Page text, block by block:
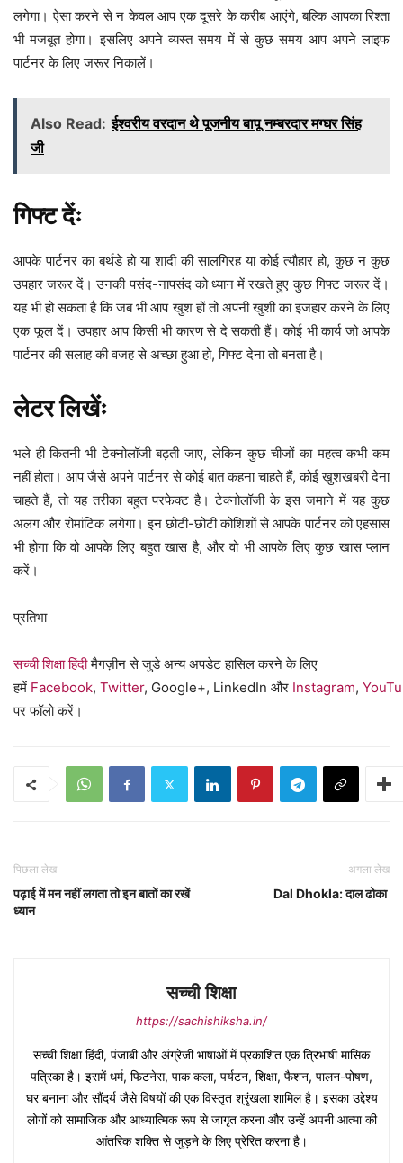
लगेगा। ऐसा करने से न केवल आप एक दूसरे के करीब आएंगे, बल्कि आपका रिश्ता
भी मजबूत होगा। इसलिए अपने व्यस्त समय में से कुछ समय आप अपने लाइफ
पार्टनर के लिए जरूर निकालें।
Also Read: ईश्वरीय वरदान थे पूजनीय बापू नम्बरदार मग्घर सिंह
जी
गिफ्ट देंः
आपके पार्टनर का बर्थडे हो या शादी की सालगिरह या कोई त्यौहार हो, कुछ न कुछ
उपहार जरूर दें। उनकी पसंद-नापसंद को ध्यान में रखते हुए कुछ गिफ्ट जरूर दें।
यह भी हो सकता है कि जब भी आप खुश हों तो अपनी खुशी का इजहार करने के लिए
एक फूल दें। उपहार आप किसी भी कारण से दे सकती हैं। कोई भी कार्य जो आपके
पार्टनर की सलाह की वजह से अच्छा हुआ हो, गिफ्ट देना तो बनता है।
लेटर लिखेंः
भले ही कितनी भी टेक्नोलॉजी बढ़ती जाए, लेकिन कुछ चीजों का महत्व कभी कम
नहीं होता। आप जैसे अपने पार्टनर से कोई बात कहना चाहते हैं, कोई खुशखबरी देना
चाहते हैं, तो यह तरीका बहुत परफेक्ट है। टेक्नोलॉजी के इस जमाने में यह कुछ
अलग और रोमांटिक लगेगा। इन छोटी-छोटी कोशिशों से आपके पार्टनर को एहसास
भी होगा कि वो आपके लिए बहुत खास है, और वो भी आपके लिए कुछ खास प्लान
करें।
प्रतिभा
सच्ची शिक्षा हिंदीमैगज़ीन से जुडे अन्य अपडेट हासिल करने के लिए
हमें Facebook, Twitter, Google+, LinkedIn और Instagram,
पर फॉलो करें।
पिछला लेख
पढ़ाई में मन नहीं लगता तो इन बातों का रखें
ध्यान
अगला लेख
Dal Dhokla: दाल ढोका
सच्ची शिक्षा
https://sachishiksha.in/
सच्ची शिक्षा हिंदी, पंजाबी और अंग्रेजी भाषाओं में प्रकाशित एक त्रिभाषी मासिक
पत्रिका है। इसमें धर्म, फिटनेस, पाक कला, पर्यटन, शिक्षा, फैशन, पालन-पोषण,
घर बनाना और सौंदर्य जैसे विषयों की एक विस्तृत श्रृंखला शामिल है। इसका उद्देश्य
लोगों को सामाजिक और आध्यात्मिक रूप से जागृत करना और उन्हें अपनी आत्मा की
आंतरिक शक्ति से जुड़ने के लिए प्रेरित करना है।